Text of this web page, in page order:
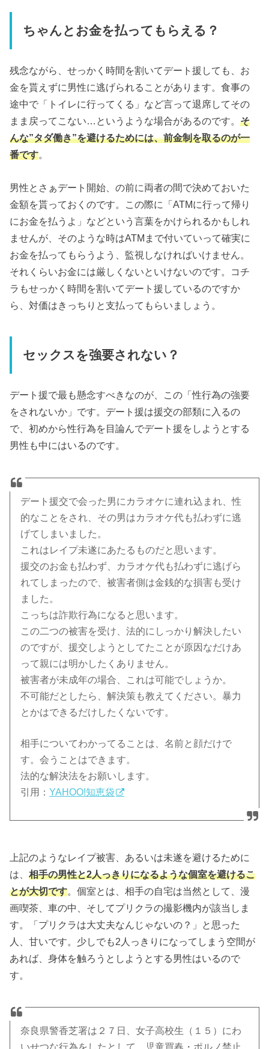
ちゃんとお金を払ってもらえる？
残念ながら、せっかく時間を割いてデート援しても、お
金を貰えずに男性に逃げられることがあります。食事の
途中で「トイレに行ってくる」など言って退席してその
まま戻ってこない…というような場合があるのです。そ
んな”タダ働き”を避けるためには、前金制を取るのが一
番です。
男性とさぁデート開始、の前に両者の間で決めておいた
金額を貰っておくのです。この際に「ATMに行って帰り
にお金を払うよ」などという言葉をかけられるかもしれ
ませんが、そのような時はATMまで付いていって確実に
お金を払ってもらうよう、監視しなければいけません。
それくらいお金には厳しくないといけないのです。コチ
ラもせっかく時間を割いてデート援しているのですか
ら、対価はきっちりと支払ってもらいましょう。
セックスを強要されない？
デート援で最も懸念すべきなのが、この「性行為の強要
をされないか」です。デート援は援交の部類に入るの
で、初めから性行為を目論んでデート援をしようとする
男性も中にはいるのです。
デート援交で会った男にカラオケに連れ込まれ、性
的なことをされ、その男はカラオケ代も払わずに逃
げてしまいました。
これはレイプ未遂にあたるものだと思います。
援交のお金も払わず、カラオケ代も払わずに逃げら
れてしまったので、被害者側は金銭的な損害も受け
ました。
こっちは詐欺行為になると思います。
この二つの被害を受け、法的にしっかり解決したい
のですが、援交しようとしてたことが原因なだけあ
って親には明かしたくありません。
被害者が未成年の場合、これは可能でしょうか。
不可能だとしたら、解決策も教えてください。暴力
とかはできるだけしたくないです。
相手についてわかってることは、名前と顔だけで
す。会うことはできます。
法的な解決法をお願いします。
引用：YAHOO!知恵袋
上記のようなレイプ被害、あるいは未遂を避けるために
は、相手の男性と2人っきりになるような個室を避けるこ
とが大切です。個室とは、相手の自宅は当然として、漫
画喫茶、車の中、そしてプリクラの撮影機内が該当しま
す。「プリクラは大丈夫なんじゃないの？」と思った
人、甘いです。少しでも2人っきりになってしまう空間が
あれば、身体を触ろうとしようとする男性はいるので
す。
奈良県警香芝署は２７日、女子高校生（１５）にわ
いせつな行為をしたとして、児童買春・ポルノ禁止